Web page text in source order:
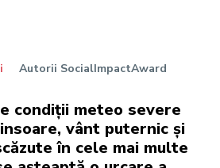
Autorii SocialImpactAward
condiții meteo severe
vânt puternic și
în cele mai multe